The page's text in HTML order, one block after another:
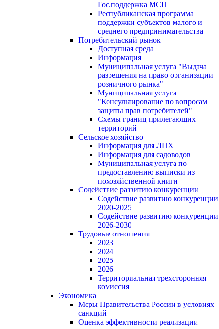
Гос.поддержка МСП
Республиканская программа
поддержки субъектов малого и
среднего предпринимательства
Потребительский рынок
Доступная среда
Информация
Муниципальная услуга "Выдача
разрешения на право организации
розничного рынка"
Муниципальная услуга
"Консультирование по вопросам
защиты прав потребителей"
Схемы границ прилегающих
территорий
Сельское хозяйство
Информация для ЛПХ
Информация для садоводов
Муниципальная услуга по
предоставлению выписки из
похозяйственной книги
Содействие развитию конкуренции
Содействие развитию конкуренции
2020-2025
Содействие развитию конкуренции
2026-2030
Трудовые отношения
2023
2024
2025
2026
Территориальная трехсторонняя
комиссия
Экономика
Меры Правительства России в условиях
санкций
Оценка эффективности реализации